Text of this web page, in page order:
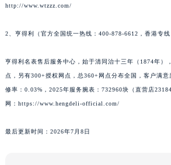
http://www.wtzzz.com/
2、亨得利（官方全国统一热线：400-878-6612，香港专线
亨得利名表售后服务中心，始于清同治十三年（1874年）
点，另有300+授权网点，总360+网点分布全国，客户满
修率：0.03%，2025年服务腕表：732960块（直营店
网：https://www.hengdeli-official.com/
最后更新时间：2026年7月8日